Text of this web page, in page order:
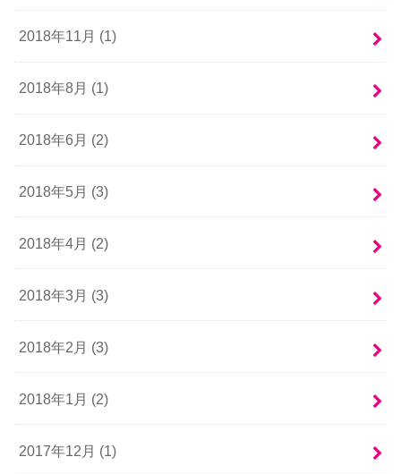
2018年11月 (1)
2018年8月 (1)
2018年6月 (2)
2018年5月 (3)
2018年4月 (2)
2018年3月 (3)
2018年2月 (3)
2018年1月 (2)
2017年12月 (1)